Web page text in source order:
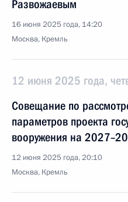
Развожаевым
16 июня 2025 года, 14:20
Москва, Кремль
12 июня 2025 года,
Совещание по
параметров проекта
вооружения на
12 июня 2025 года, 20:10
Москва, Кремль